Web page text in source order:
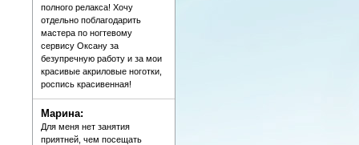
полного релакса! Хочу
отдельно поблагодарить
мастера по ногтевому
сервису Оксану за
безупречную работу и за мои
красивые акриловые ноготки,
роспись красивенная!
Марина:
Для меня нет занятия
приятней, чем посещать